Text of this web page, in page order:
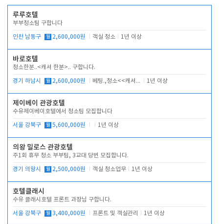
루루호텔
부부청소팀 구합니다
인천 남동구 월 2,600,000원 객실 청소 1년 이상
바로호텔
청소한분..<캐셔 한분>.. 구합니다.
경기 하남시 월 2,600,000원 베팅.,청소<<캐셔 모셔봅니다. 1년 이상
제이베이 관광호텔
수유제이베이호텔에서 청소팀 모집합니다
서울 강북구 월 5,600,000원 1년 이상
의왕 밀로스 관광호텔
주1회 휴무 청소 부부팀, 3교대 당번 모집합니다.
경기 의왕시 월 2,500,000원 객실 청소업무 1년 이상
호텔클래시
수유 클래시호텔 프론트 과장님 구합니다.
서울 강북구 월 3,400,000원 프론트 및 객실관리 1년 이상